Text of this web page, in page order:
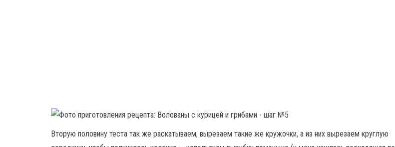
Вторую половину теста так же раскатываем, вырезаем такие же кружочки, а из них вырезаем круглую